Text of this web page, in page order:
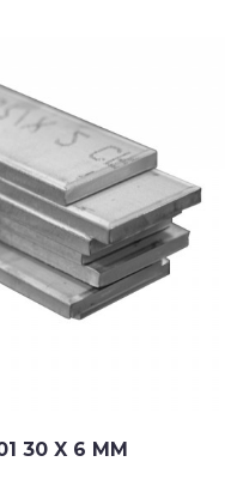
30 X 6 MM